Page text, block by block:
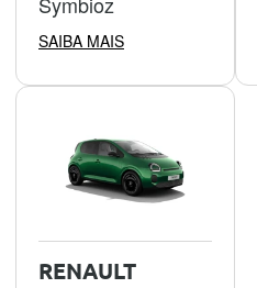
SAIBA MAIS
RENAULT